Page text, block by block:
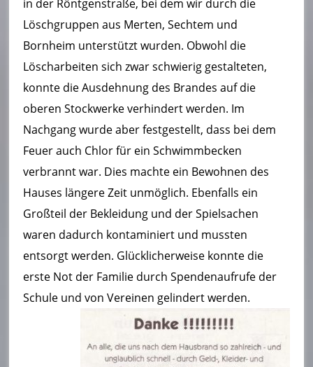
in der Röntgenstraße, bei dem wir durch die
Löschgruppen aus Merten, Sechtem und
Bornheim unterstützt wurden. Obwohl die
Löscharbeiten sich zwar schwierig gestalteten,
konnte die Ausdehnung des Brandes auf die
oberen Stockwerke verhindert werden. Im
Nachgang wurde aber festgestellt, dass bei dem
Feuer auch Chlor für ein Schwimmbecken
verbrannt war. Dies machte ein Bewohnen des
Hauses längere Zeit unmöglich. Ebenfalls ein
Großteil der Bekleidung und der Spielsachen
waren dadurch kontaminiert und mussten
entsorgt werden. Glücklicherweise konnte die
erste Not der Familie durch Spendenaufrufe der
Schule und von Vereinen gelindert werden.